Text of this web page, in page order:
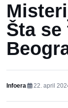
Šta
Infoera 22. april